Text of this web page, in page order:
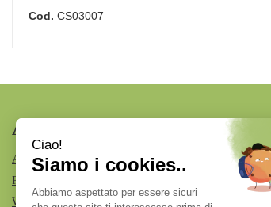
Cod. CS03007
AREA UTENTE
ACCEDI
REGISTRATI
WISHLIST